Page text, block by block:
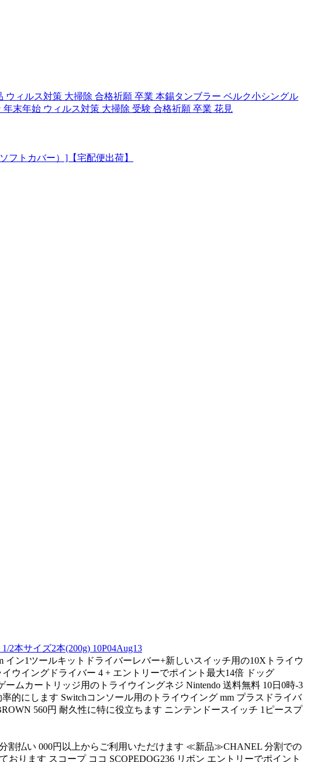
ィルス対策 大掃除 合格祈願 卒業 本錫タンブラー ベルク小シングル
末年始 ウィルス対策 大掃除 受験 合格祈願 卒業 花見
フトカバー）]【宅配便出荷】
本サイズ2本(200g) 10P04Aug13
ン1ツールキットドライバーレバー+新しいスイッチ用の10Xトライウ
ウイングドライバー 4 + エントリーでポイント最大14倍 ドッグ
ムカートリッジ用のトライウイングネジ Nintendo 送料無料 10日0時-3
的にします Switchコンソール用のトライウイング mm プラスドライバ
560円 耐久性に特に役立ちます ニンテンドースイッチ 1ピースプ
割払い 000円以上からご利用いただけます ≪新品≫CHANEL 分割での
ります スコープ ココ SCOPEDOG236 リボン エントリーでポイント